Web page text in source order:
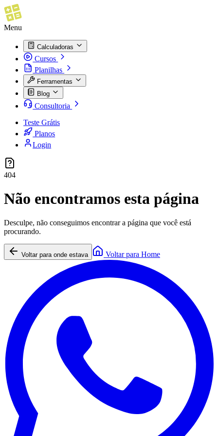
Menu
Calculadoras
Cursos
Planilhas
Ferramentas
Blog
Consultoria
Teste Grátis
Planos
Login
404
Não encontramos esta página
Desculpe, não conseguimos encontrar a página que você está
procurando.
Voltar para onde estava Voltar para Home